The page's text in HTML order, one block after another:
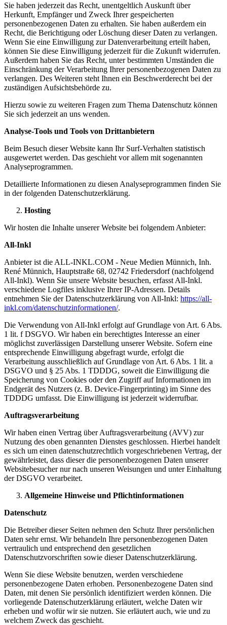
Sie haben jederzeit das Recht, unentgeltlich Auskunft über
Herkunft, Empfänger und Zweck Ihrer gespeicherten
personenbezogenen Daten zu erhalten. Sie haben außerdem ein
Recht, die Berichtigung oder Löschung dieser Daten zu verlangen.
Wenn Sie eine Einwilligung zur Datenverarbeitung erteilt haben,
können Sie diese Einwilligung jederzeit für die Zukunft widerrufen.
Außerdem haben Sie das Recht, unter bestimmten Umständen die
Einschränkung der Verarbeitung Ihrer personenbezogenen Daten zu
verlangen. Des Weiteren steht Ihnen ein Beschwerderecht bei der
zuständigen Aufsichtsbehörde zu.
Hierzu sowie zu weiteren Fragen zum Thema Datenschutz können
Sie sich jederzeit an uns wenden.
Analyse-Tools und Tools von Dritt­anbietern
Beim Besuch dieser Website kann Ihr Surf-Verhalten statistisch
ausgewertet werden. Das geschieht vor allem mit sogenannten
Analyseprogrammen.
Detaillierte Informationen zu diesen Analyseprogrammen finden Sie
in der folgenden Datenschutzerklärung.
Hosting
Wir hosten die Inhalte unserer Website bei folgendem Anbieter:
All-Inkl
Anbieter ist die ALL-INKL.COM - Neue Medien Münnich, Inh.
René Münnich, Hauptstraße 68, 02742 Friedersdorf (nachfolgend
All-Inkl). Wenn Sie unsere Website besuchen, erfasst All-Inkl.
verschiedene Logfiles inklusive Ihrer IP-Adressen. Details
entnehmen Sie der Datenschutzerklärung von All-Inkl: https://all-
inkl.com/datenschutzinformationen/.
Die Verwendung von All-Inkl erfolgt auf Grundlage von Art. 6 Abs.
1 lit. f DSGVO. Wir haben ein berechtigtes Interesse an einer
möglichst zuverlässigen Darstellung unserer Website. Sofern eine
entsprechende Einwilligung abgefragt wurde, erfolgt die
Verarbeitung ausschließlich auf Grundlage von Art. 6 Abs. 1 lit. a
DSGVO und § 25 Abs. 1 TDDDG, soweit die Einwilligung die
Speicherung von Cookies oder den Zugriff auf Informationen im
Endgerät des Nutzers (z. B. Device-Fingerprinting) im Sinne des
TDDDG umfasst. Die Einwilligung ist jederzeit widerrufbar.
Auftragsverarbeitung
Wir haben einen Vertrag über Auftragsverarbeitung (AVV) zur
Nutzung des oben genannten Dienstes geschlossen. Hierbei handelt
es sich um einen datenschutzrechtlich vorgeschriebenen Vertrag, der
gewährleistet, dass dieser die personenbezogenen Daten unserer
Websitebesucher nur nach unseren Weisungen und unter Einhaltung
der DSGVO verarbeitet.
Allgemeine Hinweise und Pflicht­informationen
Datenschutz
Die Betreiber dieser Seiten nehmen den Schutz Ihrer persönlichen
Daten sehr ernst. Wir behandeln Ihre personenbezogenen Daten
vertraulich und entsprechend den gesetzlichen
Datenschutzvorschriften sowie dieser Datenschutzerklärung.
Wenn Sie diese Website benutzen, werden verschiedene
personenbezogene Daten erhoben. Personenbezogene Daten sind
Daten, mit denen Sie persönlich identifiziert werden können. Die
vorliegende Datenschutzerklärung erläutert, welche Daten wir
erheben und wofür wir sie nutzen. Sie erläutert auch, wie und zu
welchem Zweck das geschieht.